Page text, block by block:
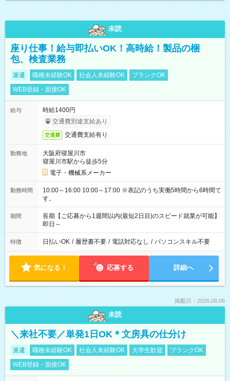
未読
座り仕事！給与即払いOK！高時給！製品の梱
包、検査業務
派遣 職種未経験OK 社会人未経験OK
ブランクOK
WEB登録・面接OK
給与
時給1400円
交通費別途支給あり
交通費 交通費支給有り
勤務地
大阪府寝屋川市
寝屋川市駅から徒歩5分
電子・機械系メーカー
勤務時間
10:00～16:00 10:00～17:00 ※表記のうち実働5時間から6時間で
す。
期間
長期【ご応募から1週間以内(最短2日目)のスピード就業が可能】
即日～
特徴 日払いOK / 履歴書不要 / 電話対応なし / パソコンスキル不要
気になる！ 応募する 詳細へ
掲載日：2026.08.06
未読
＼来社不要／単発1日OK＊文房具の仕分け
派遣 職種未経験OK 社会人未経験OK 大学生歓迎
ブランクOK
WEB登録・面接OK